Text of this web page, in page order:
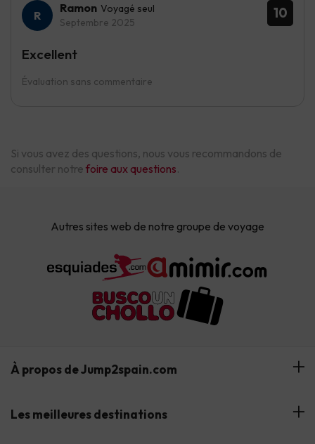
10
Ramon Voyagé seul
Septembre 2025
Évaluation sans commentaire
Excellent
Si vous avez des questions, nous vous recommandons de
consulter notre foire aux questions.
Autres sites web de notre groupe de voyage
À propos de Jump2spain.com
Avis des clients
Les meilleures destinations